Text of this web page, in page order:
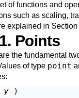
of functions and
such as scaling,
explained in Section
Points
the fundamental
of type point
y )